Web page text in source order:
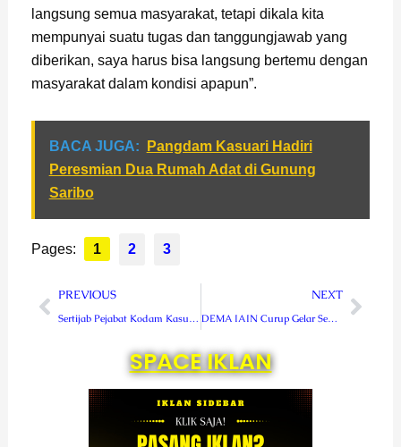
langsung semua masyarakat, tetapi dikala kita
mempunyai suatu tugas dan tanggungjawab yang
diberikan, saya harus bisa langsung bertemu dengan
masyarakat dalam kondisi apapun”.
BACA JUGA:
Pangdam Kasuari Hadiri
Peresmian Dua Rumah Adat di Gunung
Saribo
Pages: 1 2 3
Prev
PREVIOUS
Sertijab Pejabat Kodam Kasuari, Pangdam Tunjuk Letkol Inf Syawaludin Abuhasan Sebagai Kapendam Baru
NEXT
DEMA IAIN Curup Gelar Seminar Kepemudaan
Next
SPACE IKLAN